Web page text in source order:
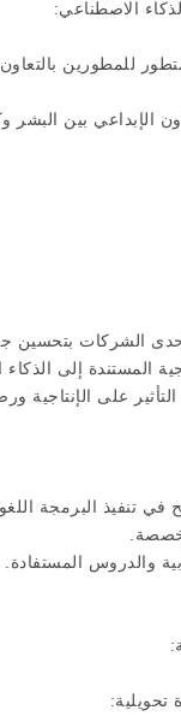
الاصطناعي:
للمطورين بالتعاون
الإبداعي بين البشر
الشركات بتحسين
المستندة إلى الذكاء
على الإنتاجية
والدروس المستفادة.
تحويلية: